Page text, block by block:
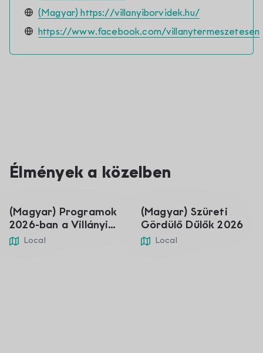
(Magyar) https://villanyiborvidek.hu/
https://www.facebook.com/villanytermeszetesen
Élmények a közelben
01
Jan
(Magyar) Programok
2026-ban a Villányi
borvidéken
Local
05
Sep
(Magyar) Szüreti
Gördülő Dűlők 2026
Local